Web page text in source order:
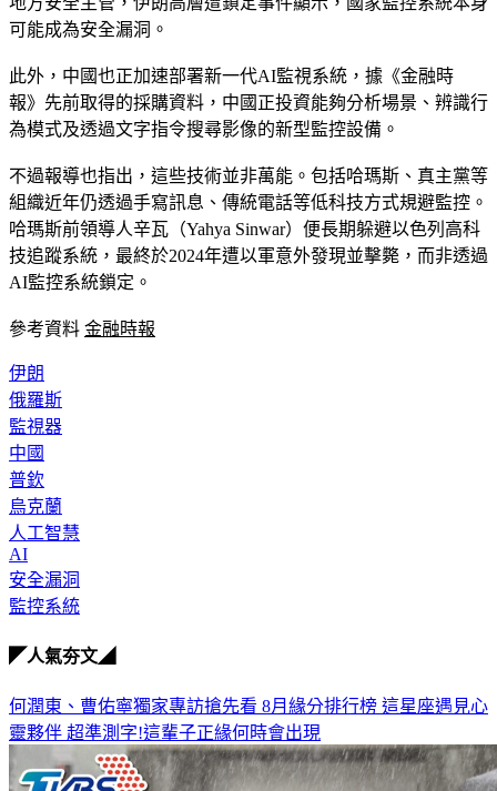
可能成為安全漏洞。
此外，中國也正加速部署新一代AI監視系統，據《金融時
報》先前取得的採購資料，中國正投資能夠分析場景、辨識行
為模式及透過文字指令搜尋影像的新型監控設備。
不過報導也指出，這些技術並非萬能。包括哈瑪斯、真主黨等
組織近年仍透過手寫訊息、傳統電話等低科技方式規避監控。
哈瑪斯前領導人辛瓦（Yahya Sinwar）便長期躲避以色列高科
技追蹤系統，最終於2024年遭以軍意外發現並擊斃，而非透過
AI監控系統鎖定。
參考資料 金融時報
伊朗
俄羅斯
監視器
中國
普欽
烏克蘭
人工智慧
AI
安全漏洞
監控系統
◤人氣夯文◢
何潤東、曹佑寧獨家專訪搶先看 8月緣分排行榜 這星座遇見心
靈夥伴 超準測字!這輩子正緣何時會出現